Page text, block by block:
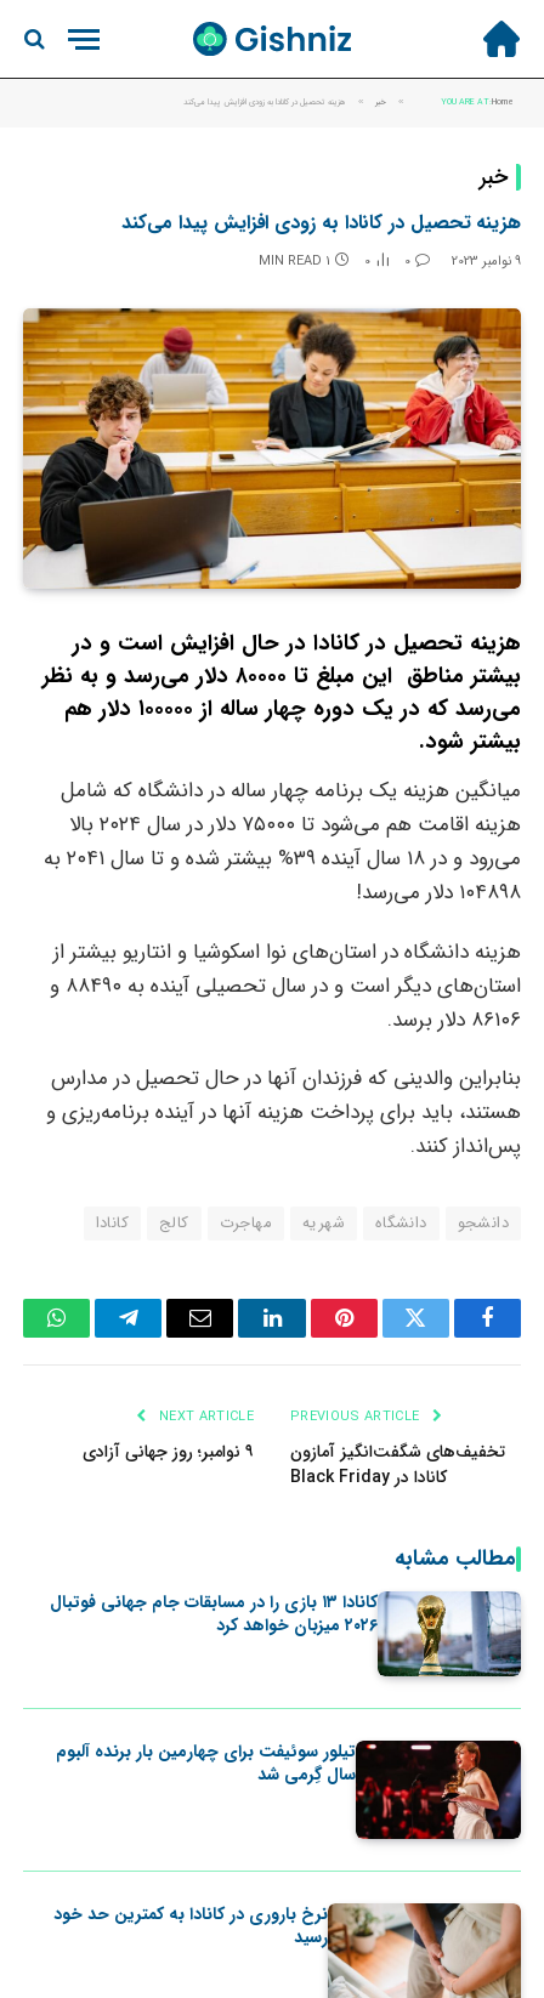
YOU ARE AT:Home
» خبر » هزینه تحصیل در کانادا به زودی افزایش پیدا می‌کند
خبر
هزینه تحصیل در کانادا به زودی افزایش پیدا می‌کند
9 نوامبر 2023 0
0
1 MIN READ
هزینه تحصیل در کانادا در حال افزایش است و در
بیشتر مناطق این مبلغ تا ۸۰۰۰۰ دلار می‌رسد و به نظر
می‌رسد که در یک دوره چهار ساله از ۱۰۰۰۰۰ دلار هم
بیشتر شود.
میانگین هزینه یک برنامه چهار ساله در دانشگاه که شامل
هزینه اقامت هم می‌شود تا ۷۵۰۰۰ دلار در سال ۲۰۲۴ بالا
می‌رود و در ۱۸ سال آینده ۳۹% بیشتر شده و تا سال ۲۰۴۱ به
۱۰۴۸۹۸ دلار می‌رسد!
هزینه دانشگاه در استان‌های نوا اسکوشیا و انتاریو بیشتر از
استان‌های دیگر است و در سال تحصیلی آینده به ۸۸۴۹۰ و
۸۶۱۰۶ دلار برسد.
بنابراین والدینی که فرزندان آنها در حال تحصیل در مدارس
هستند، باید برای پرداخت هزینه آنها در آینده برنامه‌ریزی و
پس‌انداز کنند.
دانشجو دانشگاه شهریه مهاجرت کالج کانادا
Facebook
Twitter
Pinterest
LinkedIn
Email
Telegram
تخفیف‌های شگفت‌انگیز آمازون
کانادا در Black Friday
NEXT ARTICLE
۹ نوامبر؛ روز جهانی آزادی
مطالب مشابه
کانادا ۱۳ بازی را در مسابقات جام جهانی فوتبال
۲۰۲۶ میزبان خواهد کرد
تیلور سوئیفت برای چهارمین بار برنده آلبوم
سال گِرمی شد
نرخ باروری در کانادا به کمترین حد خود
رسید